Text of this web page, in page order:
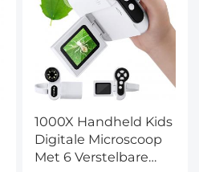
1000X Handheld Kids
Digitale Microscoop
Met 6 Verstelbare